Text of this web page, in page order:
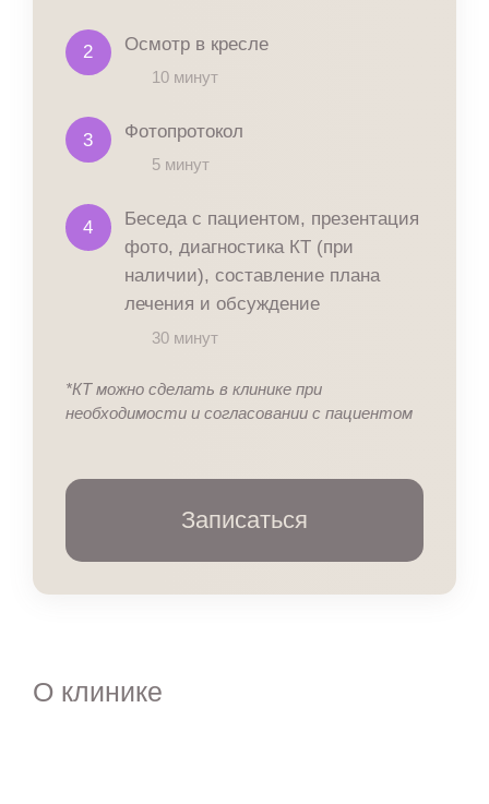
2 Осмотр в кресле
10 минут
3 Фотопротокол
5 минут
4
Беседа с пациентом, презентация
фото, диагностика КТ (при
наличии), составление плана
лечения и обсуждение
30 минут
*КТ можно сделать в клинике при
необходимости и согласовании с пациентом
Записаться
О клинике